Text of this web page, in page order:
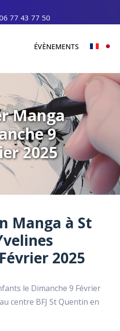
77 43 77 50
ÉVÈNEMENTS
Manga
9
2025
Manga à St
2025
le Dimanche 9 Février
centre BFJ St Quentin en